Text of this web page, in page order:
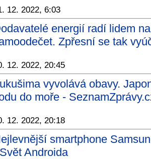
12. 2022, 6:03
energií radí lidem
Zpřesní se tak
12. 2022, 20:45
vyvolává obavy.
do moře -
12. 2022, 20:18
smartphone
Androida